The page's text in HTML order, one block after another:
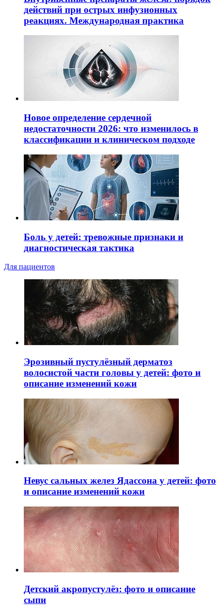
действий при острых инфузионных
реакциях. Международная практика
Новое определение сердечной
недостаточности 2026: что изменилось в
классификации и клиническом подходе
Боль у детей: тревожные признаки и
диагностическая тактика
Для пациентов
Эрозивный пустулёзный дерматоз
волосистой части головы у детей: фото и
описание изменений кожи
Невус сальных желез Ядассона у детей: фото
и описание изменений кожи
Детский акропустулёз: фото и описание
сыпи